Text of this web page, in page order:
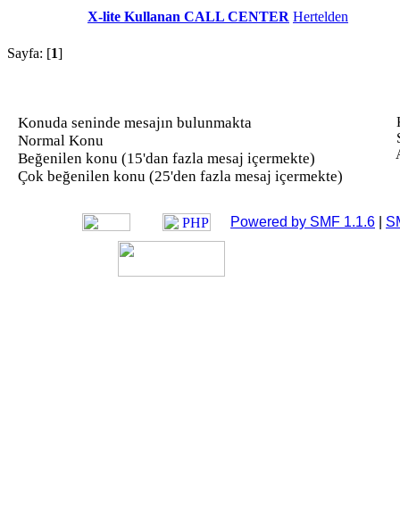
X-lite Kullanan CALL CENTER Hertelden
Sayfa: [1]
Konuda seninde mesajın bulunmakta
Normal Konu
Beğenilen konu (15'dan fazla mesaj içermekte)
Çok beğenilen konu (25'den fazla mesaj içermekte)
Powered by SMF 1.1.6